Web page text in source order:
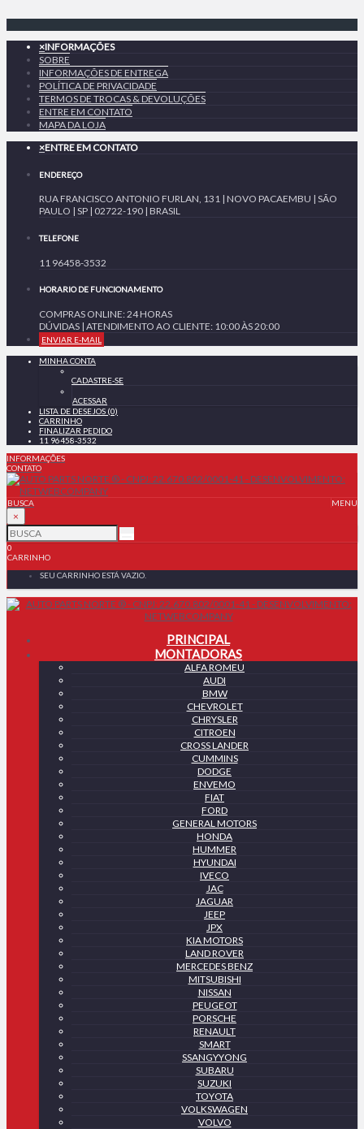
×INFORMAÇÕES
SOBRE
INFORMAÇÕES DE ENTREGA
POLÍTICA DE PRIVACIDADE
TERMOS DE TROCAS & DEVOLUÇÕES
ENTRE EM CONTATO
MAPA DA LOJA
×ENTRE EM CONTATO
ENDEREÇO
RUA FRANCISCO ANTONIO FURLAN, 131 | NOVO PACAEMBU | SÃO
PAULO | SP | 02722-190 | BRASIL
TELEFONE
11 96458-3532
HORARIO DE FUNCIONAMENTO
COMPRAS ONLINE: 24 HORAS
DÚVIDAS | ATENDIMENTO AO CLIENTE: 10:00 ÀS 20:00
ENVIAR E-MAIL
MINHA CONTA
CADASTRE-SE
ACESSAR
LISTA DE DESEJOS (0)
CARRINHO
FINALIZAR PEDIDO
11 96458-3532
INFORMAÇÕES
CONTATO
MENU
BUSCA
×
0
CARRINHO
SEU CARRINHO ESTÁ VAZIO.
PRINCIPAL
MONTADORAS
ALFA ROMEU
AUDI
BMW
CHEVROLET
CHRYSLER
CITROEN
CROSS LANDER
CUMMINS
DODGE
ENVEMO
FIAT
FORD
GENERAL MOTORS
HONDA
HUMMER
HYUNDAI
IVECO
JAC
JAGUAR
JEEP
JPX
KIA MOTORS
LAND ROVER
MERCEDES BENZ
MITSUBISHI
NISSAN
PEUGEOT
PORSCHE
RENAULT
SMART
SSANGYYONG
SUBARU
SUZUKI
TOYOTA
VOLKSWAGEN
VOLVO